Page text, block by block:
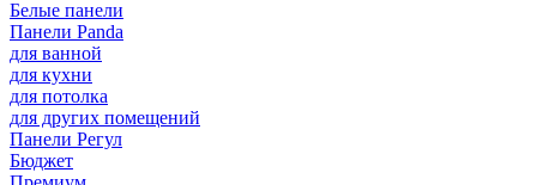
Белые панели
Панели Panda
для ванной
для кухни
для потолка
для других помещений
Панели Регул
Бюджет